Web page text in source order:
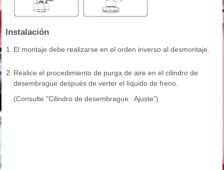
Instalación
1. El montaje debe realizarse en el orden inverso al desmontaje.
2. Realice el procedimiento de purga de aire en el cilindro de
desembrague después de verter el líquido de freno.
(Consulte "Cilindro de desembrague : Ajuste")